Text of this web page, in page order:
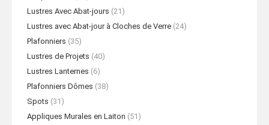
Lustres Avec Abat-jours (21)
Lustres avec Abat-jour à Cloches de Verre (24)
Plafonniers (35)
Lustres de Projets (40)
Lustres Lanternes (6)
Plafonniers Dômes (38)
Spots (31)
Appliques Murales en Laiton (51)